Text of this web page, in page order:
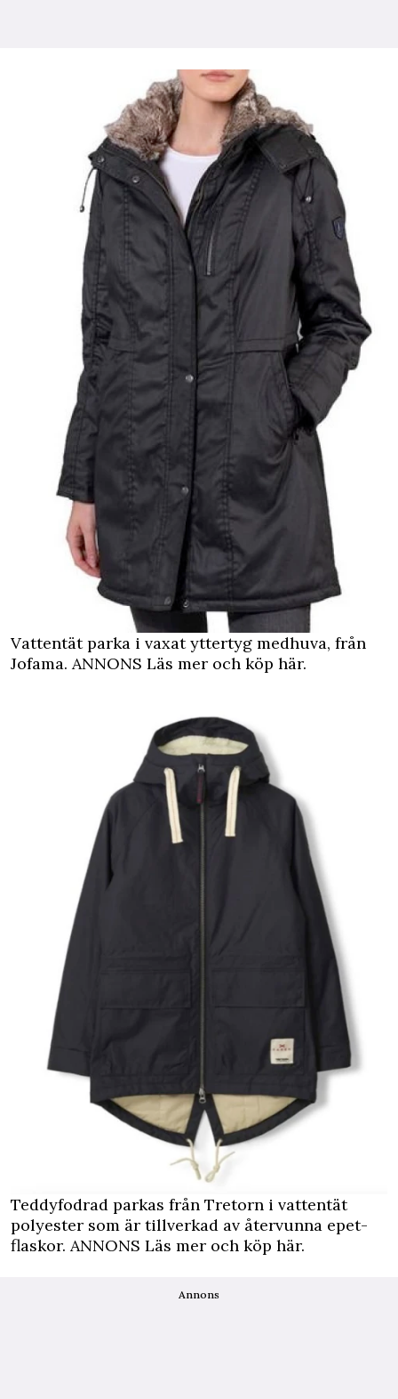
Vattentät parka i vaxat yttertyg medhuva, från
Jofama. ANNONS Läs mer och köp här.
Teddyfodrad parkas från Tretorn i vattentät
polyester som är tillverkad av återvunna epet-
flaskor. ANNONS Läs mer och köp här.
Annons